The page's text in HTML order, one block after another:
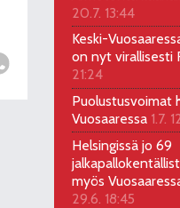
20.7. 13:44
Keski-
on nyt virallisesti
21:24
Puolustusvoimat
Vuosaaressa 1.7.
Helsingissä jo 69
myös
29.6. 18:45